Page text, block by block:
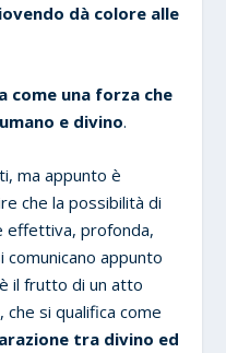
dà colore alle
come una forza che
e divino.
ma appunto è
che la possibilità di
effettiva, profonda,
appunto
il frutto di un atto
, che si qualifica come
tra divino ed